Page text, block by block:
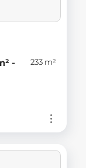
-
233 m²